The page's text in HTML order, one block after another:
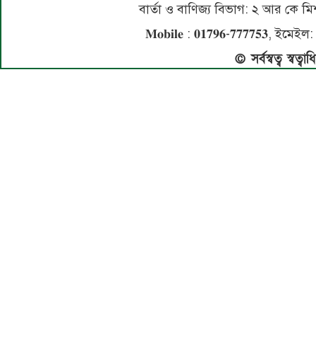
বার্তা ও বাণিজ্য বিভাগ: ২ আর কে
𝐌𝐨𝐛𝐢𝐥𝐞 : 𝟎𝟏𝟕𝟗𝟔-𝟕𝟕𝟕𝟕𝟓𝟑,
© সর্বস্বত্ব